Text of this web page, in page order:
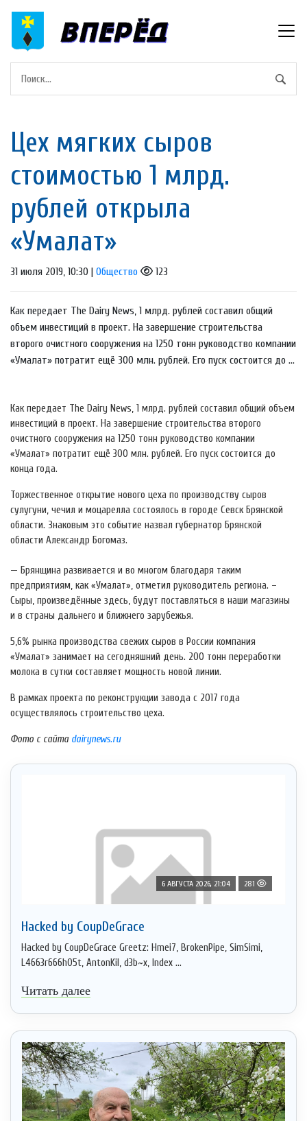
Цех мягких сыров
стоимостью 1 млрд.
рублей открыла
«Умалат»
31 июля 2019, 10:30 | Общество 123
Как передает The Dairy News, 1 млрд. рублей составил общий
объем инвестиций в проект. На завершение строительства
второго очистного сооружения на 1250 тонн руководство компании
«Умалат» потратит ещё 300 млн. рублей. Его пуск состоится до ...
Как передает The Dairy News, 1 млрд. рублей составил общий объем
инвестиций в проект. На завершение строительства второго
очистного сооружения на 1250 тонн руководство компании
«Умалат» потратит ещё 300 млн. рублей. Его пуск состоится до
конца года.
Торжественное открытие нового цеха по производству сыров
сулугуни, чечил и моцарелла состоялось в городе Севск Брянской
области. Знаковым это событие назвал губернатор Брянской
области Александр Богомаз.
— Брянщина развивается и во многом благодаря таким
предприятиям, как «Умалат», отметил руководитель региона. –
Сыры, произведённые здесь, будут поставляться в наши магазины
и в страны дальнего и ближнего зарубежья.
5,6% рынка производства свежих сыров в России компания
«Умалат» занимает на сегодняшний день. 200 тонн переработки
молока в сутки составляет мощность новой линии.
В рамках проекта по реконструкции завода с 2017 года
осуществлялось строительство цеха.
Фото с сайта dairynews.ru
6 АВГУСТА 2026, 21:04 281
Hacked by CoupDeGrace
Hacked by CoupDeGrace Greetz: Hmei7, BrokenPipe, SimSimi,
L4663r666h05t, AntonKil, d3b~x, Index ...
Читать далее